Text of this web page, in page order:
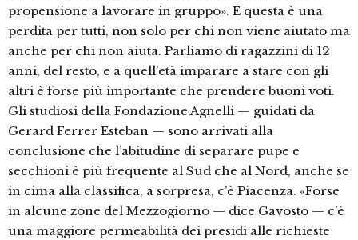
propensione a lavorare in gruppo». E questa è una
perdita per tutti, non solo per chi non viene aiutato ma
anche per chi non aiuta. Parliamo di ragazzini di 12
anni, del resto, e a quell’età imparare a stare con gli
altri è forse più importante che prendere buoni voti.
Gli studiosi della Fondazione Agnelli — guidati da
Gerard Ferrer Esteban — sono arrivati alla
conclusione che l’abitudine di separare pupe e
secchioni è più frequente al Sud che al Nord, anche se
in cima alla classifica, a sorpresa, c’è Piacenza. «Forse
in alcune zone del Mezzogiorno — dice Gavosto — c’è
una maggiore permeabilità dei presidi alle richieste